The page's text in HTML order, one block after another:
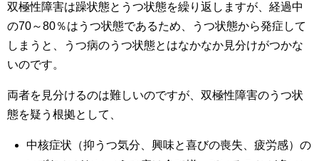
双極性障害は躁状態とうつ状態を繰り返しますが、経過中
の70～80％はうつ状態であるため、うつ状態から発症して
しまうと、うつ病のうつ状態とはなかなか見分けがつかな
いのです。
両者を見分けるのは難しいのですが、双極性障害のうつ状
態を疑う根拠として、
中核症状（抑うつ気分、興味と喜びの喪失、疲労感）の